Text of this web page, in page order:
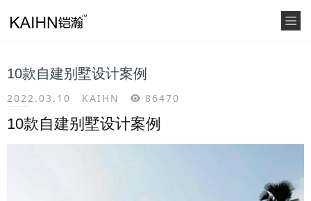
10款自建别墅设计案例
2022.03.10 KAIHN 86470
10款自建别墅设计案例